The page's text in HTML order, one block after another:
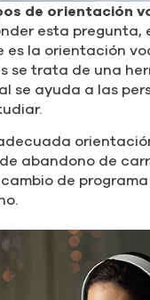
de orientación
esta pregunta,
es la orientación
se trata de una
se ayuda a las
abandono de
de